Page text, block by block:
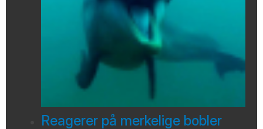
Reagerer på merkelige bobler